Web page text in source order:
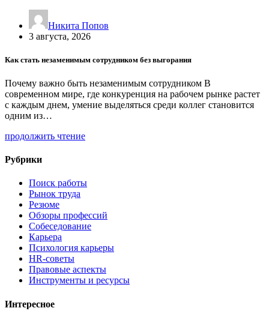
Никита Попов
3 августа, 2026
Как стать незаменимым сотрудником без выгорания
Почему важно быть незаменимым сотрудником В
современном мире, где конкуренция на рабочем рынке растет
с каждым днем, умение выделяться среди коллег становится
одним из…
продолжить чтение
Рубрики
Поиск работы
Рынок труда
Резюме
Обзоры профессий
Собеседование
Карьера
Психология карьеры
HR-советы
Правовые аспекты
Инструменты и ресурсы
Интересное